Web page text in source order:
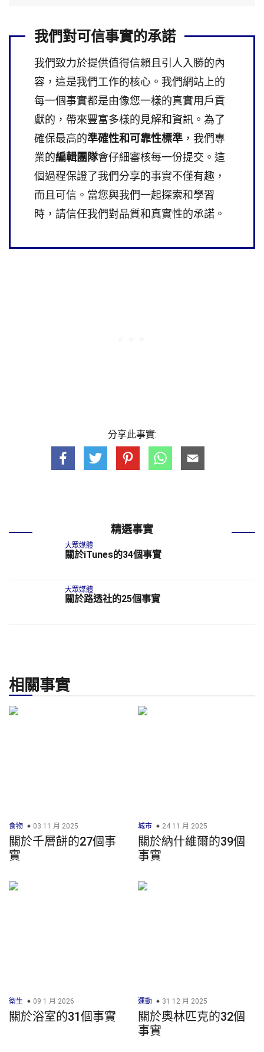
我們對可信事實的承諾
我們致力於提供值得信賴且引人入勝的內
容，這是我們工作的核心。我們網站上的
每一個事實都是由像您一樣的真實用戶貢
獻的，帶來豐富多樣的見解和資訊。為了
確保最高的準確性和可靠性標準 ，我們專
業的編輯團隊會仔細審核每一份提交。這
個過程保證了我們分享的事實不僅有趣，
而且可信。當您與我們一起探索和學習
時，請信任我們對品質和真實性的承諾。
分享此事實:
精選事實
大眾媒體
關於iTunes的34個事實
大眾媒體
關於路透社的25個事實
相關事實
食物 03 11 月 2025
關於千層餅的27個事
實
城市 24 11 月 2025
關於納什維爾的39個
事實
衛生 09 1 月 2026
關於浴室的31個事實
運動 31 12 月 2025
關於奧林匹克的32個
事實